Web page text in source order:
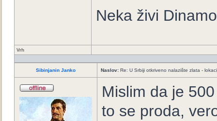
Neka živi
Vrh
Sibinjanin Janko Naslov: Re: U Srbiji otkriveno nalazište zlata -
Mislim da je
to se proda,